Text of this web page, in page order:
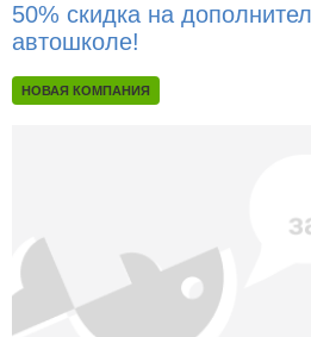
50% скидка на
автошколе!
НОВАЯ КОМПАНИЯ